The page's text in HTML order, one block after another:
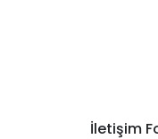
İletişim